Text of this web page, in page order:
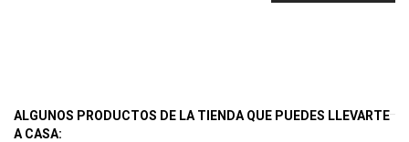
ALGUNOS PRODUCTOS DE LA TIENDA QUE PUEDES LLEVARTE
A CASA: